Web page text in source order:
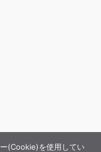
(Cookie)を使用してい